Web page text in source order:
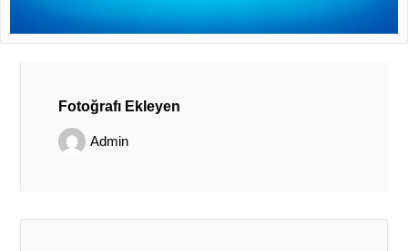
Fotoğrafı Ekleyen
Admin